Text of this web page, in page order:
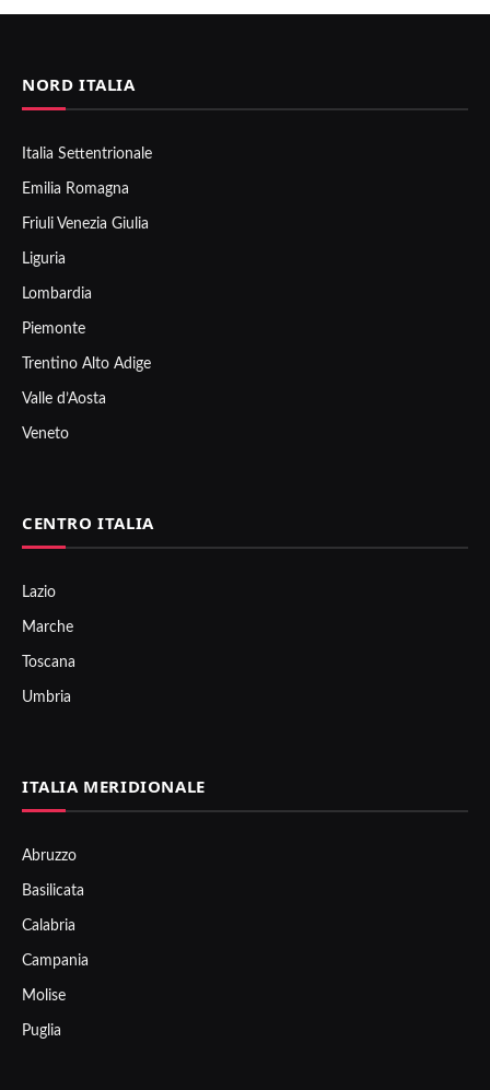
NORD ITALIA
Italia Settentrionale
Emilia Romagna
Friuli Venezia Giulia
Liguria
Lombardia
Piemonte
Trentino Alto Adige
Valle d’Aosta
Veneto
CENTRO ITALIA
Lazio
Marche
Toscana
Umbria
ITALIA MERIDIONALE
Abruzzo
Basilicata
Calabria
Campania
Molise
Puglia